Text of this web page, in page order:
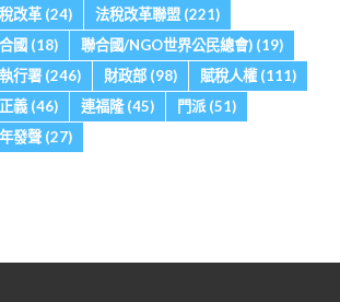
改革 (24) 法稅改革聯盟 (221)
國 (18) 聯合國/NGO世界公民總會) (19)
行署 (246) 財政部 (98) 賦稅人權(111)
義 (46) 連福隆(45) 門派(51)
發聲 (27)